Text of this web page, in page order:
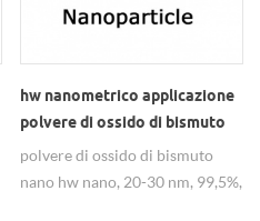
hw nanometrico applicazione
polvere di ossido di bismuto
polvere di ossido di bismuto
nano hw nano, 20-30 nm, 99,5%,